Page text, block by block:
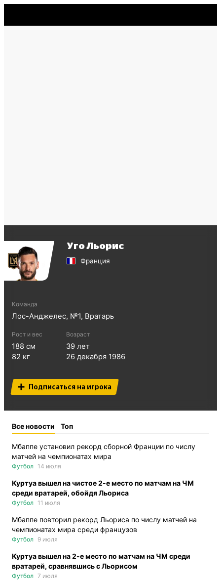
Уго Льорис
Франция
Команда
Лос-Анджелес, №1, Вратарь
Рост и вес
188 см
82 кг
Возраст
39 лет
26 декабря 1986
Подписаться на игрока
Все новости Топ
Мбаппе установил рекорд сборной Франции по числу
матчей на чемпионатах мира
Футбол 14 июля
Куртуа вышел на чистое 2-е место по матчам на ЧМ
среди вратарей, обойдя Льориса
Футбол 11 июля
Мбаппе повторил рекорд Льориса по числу матчей на
чемпионатах мира среди французов
Футбол 9 июля
Куртуа вышел на 2-е место по матчам на ЧМ среди
вратарей, сравнявшись с Льорисом
Футбол 7 июля